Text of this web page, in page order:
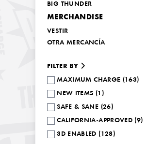
BIG THUNDER
MERCHANDISE
VESTIR
OTRA MERCANCÍA
FILTER BY
MAXIMUM CHARGE (163)
NEW ITEMS (1)
SAFE & SANE (26)
CALIFORNIA-APPROVED (9)
3D ENABLED (128)